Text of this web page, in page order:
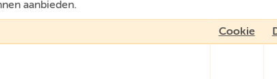
aanbieden.
Cookie